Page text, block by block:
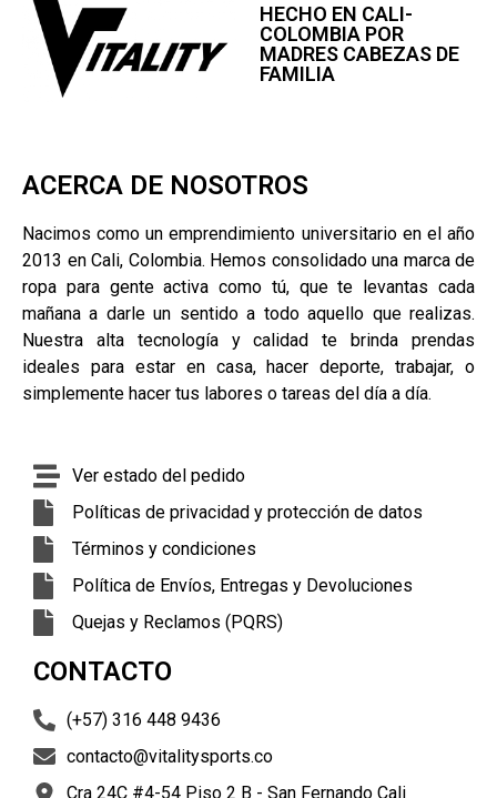
HECHO EN CALI-
COLOMBIA POR
MADRES CABEZAS DE
FAMILIA
ACERCA DE NOSOTROS
Nacimos como un emprendimiento universitario en el año
2013 en Cali, Colombia. Hemos consolidado una marca de
ropa para gente activa como tú, que te levantas cada
mañana a darle un sentido a todo aquello que realizas.
Nuestra alta tecnología y calidad te brinda prendas
ideales para estar en casa, hacer deporte, trabajar, o
simplemente hacer tus labores o tareas del día a día.
Ver estado del pedido
Políticas de privacidad y protección de datos
Términos y condiciones
Política de Envíos, Entregas y Devoluciones
Quejas y Reclamos (PQRS)
CONTACTO
(+57) 316 448 9436
contacto@vitalitysports.co
Cra 24C #4-54 Piso 2 B - San Fernando Cali